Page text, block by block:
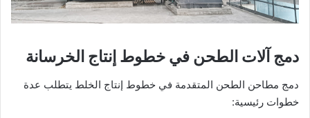
دمج آلات الطحن في خطوط إنتاج الخرسانة
دمج مطاحن الطحن المتقدمة في خطوط إنتاج الخلط يتطلب عدة
خطوات رئيسية: